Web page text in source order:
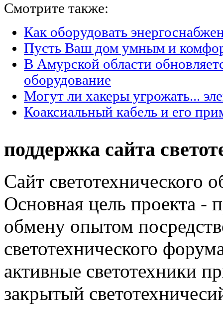
Смотрите также:
Как оборудовать
Пусть Ваш дом умным и
В Амурской области
оборудование
Могут ли хакеры угрожать...
Коаксиальный кабель и его
поддержка сайта
Сайт светотехнического
Основная цель проекта -
обмену опытом
светотехнического
активные светотехники
закрытый